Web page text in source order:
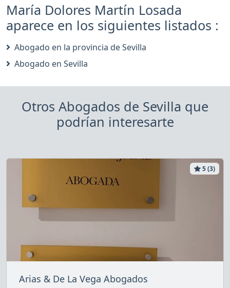
María Dolores Martín Losada
aparece en los siguientes listados :
Abogado en la provincia de Sevilla
Abogado en Sevilla
Otros Abogados de Sevilla que
podrían interesarte
5 (3)
Arias & De La Vega Abogados